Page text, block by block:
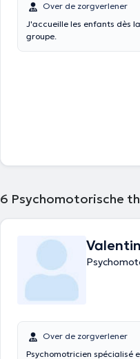
Over de zorgverlener
J'accueille les enfants dès
groupe.
6 Psychomotorische
Over de zorgverlener
Psychomotricien spécialisé